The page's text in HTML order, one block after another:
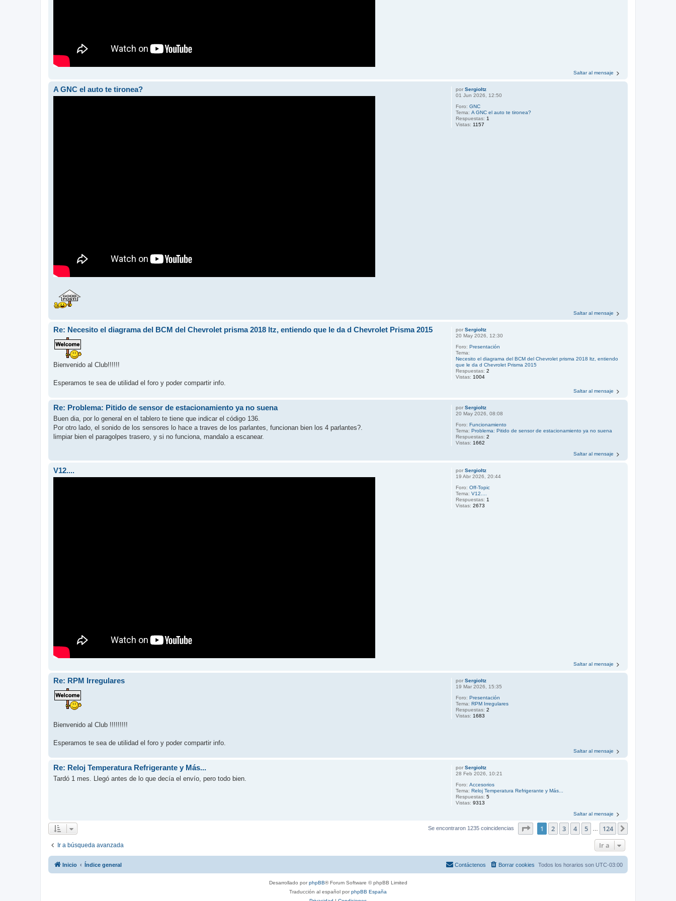
Saltar al mensaje
porSergioltz
01 Jun 2026, 12:50
Foro:GNC
Tema:A GNC el auto te tironea?
Respuestas: 1
Vistas: 1157
A GNC el auto te tironea?
Saltar al mensaje
porSergioltz
20 May 2026, 12:30
Foro:Presentación
Tema:
Necesito el diagrama del BCM del Chevrolet prisma 2018 ltz, entiendo
que le da d Chevrolet Prisma 2015
Respuestas:2
Vistas: 1004
Re: Necesito el diagrama del BCM del Chevrolet prisma 2018 ltz, entiendo que le da d Chevrolet Prisma 2015
Bienvenido al Club!!!!!!
Esperamos te sea de utilidad el foro y poder compartir info.
Saltar al mensaje
porSergioltz
20 May 2026, 08:08
Foro:Funcionamiento
Tema:Problema: Pitido de sensor de estacionamiento ya no suena
Respuestas:2
Vistas: 1662
Re: Problema: Pitido de sensor de estacionamiento ya no suena
Buen dia, por lo general en el tablero te tiene que indicar el código 136.
Por otro lado, el sonido de los sensores lo hace a traves de los parlantes, funcionan bien los 4 parlantes?.
limpiar bien el paragolpes trasero, y si no funciona, mandalo a escanear.
Saltar al mensaje
porSergioltz
19 Abr 2026, 20:44
Foro:Off-Topic
Tema:V12....
Respuestas: 1
Vistas:2673
V12....
Saltar al mensaje
porSergioltz
19 Mar 2026, 15:35
Foro:Presentación
Tema:RPM Irregulares
Respuestas:2
Vistas: 1683
Re: RPM Irregulares
Bienvenido al Club !!!!!!!!!
Esperamos te sea de utilidad el foro y poder compartir info.
Saltar al mensaje
porSergioltz
28 Feb 2026, 10:21
Foro:Accesorios
Tema:Reloj Temperatura Refrigerante y Más...
Respuestas:5
Vistas:9313
Re: Reloj Temperatura Refrigerante y Más...
Tardó 1 mes. Llegó antes de lo que decía el envío, pero todo bien.
Saltar al mensaje
Se encontraron 1235 coincidencias Página1 de 124
1 2 3 4 5 124
Ir a búsqueda avanzada Ir a
Inicio Índice general Todos los horarios son UTC-03:00
Borrar cookies
Contáctenos
Desarrollado porphpBB® Forum Software © phpBB Limited
Traducción al español porphpBB España